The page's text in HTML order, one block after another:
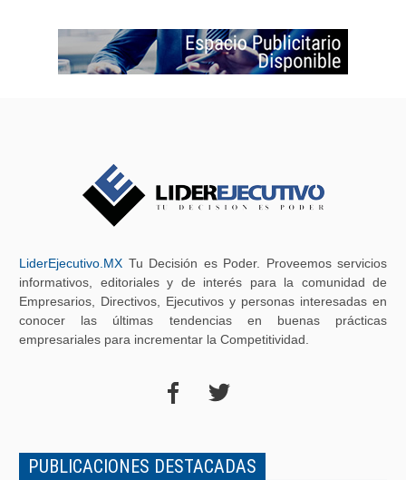
LiderEjecutivo.MX Tu Decisión es Poder. Proveemos servicios
informativos, editoriales y de interés para la comunidad de
Empresarios, Directivos, Ejecutivos y personas interesadas en
conocer las últimas tendencias en buenas prácticas
empresariales para incrementar la Competitividad.
PUBLICACIONES DESTACADAS